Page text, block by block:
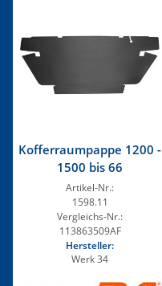
Kofferraumpappe 1200 -
1500 bis 66
Artikel-Nr.:
1598.11
Vergleichs-Nr.:
113863509AF
Hersteller:
Werk 34